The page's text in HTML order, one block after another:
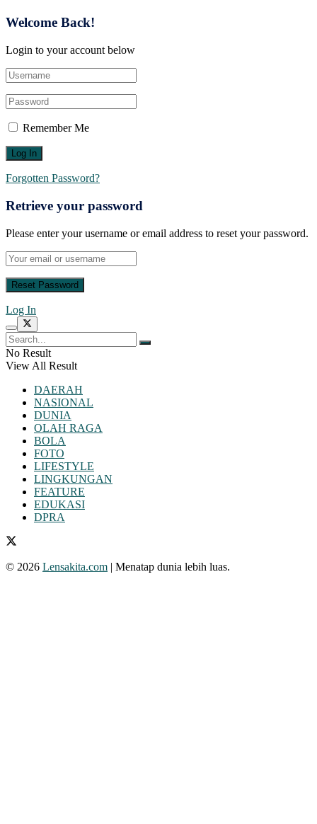
Welcome Back!
Login to your account below
Remember Me
Forgotten Password?
Retrieve your password
Please enter your username or email address to reset your password.
Log In
No Result
View All Result
DAERAH
NASIONAL
DUNIA
OLAH RAGA
BOLA
FOTO
LIFESTYLE
LINGKUNGAN
FEATURE
EDUKASI
DPRA
© 2026 Lensakita.com | Menatap dunia lebih luas.